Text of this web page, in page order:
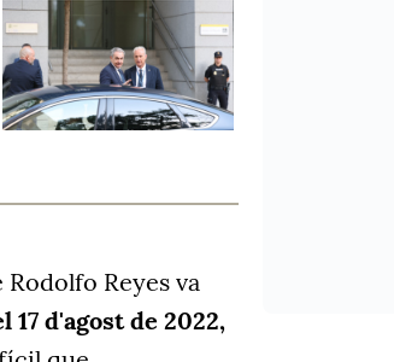
Reyes va
d'agost de 2022,